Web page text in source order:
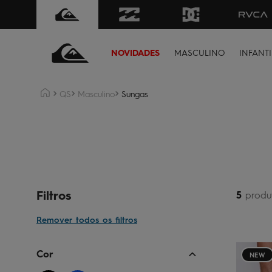
NOVIDADES MASCULINO
QS Masculino Sungas
Filtros 5
Cor Filtro NEW